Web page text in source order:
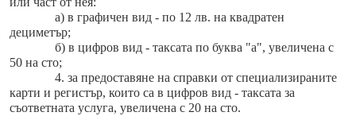
а) в графичен вид - по 12 лв. на квадратен
дециметър;
б) в цифров вид - таксата по буква "а", увеличена с
50 на сто;
4. за предоставяне на справки от специализираните
карти и регистър, които са в цифров вид - таксата за
съответната услуга, увеличена с 20 на сто.